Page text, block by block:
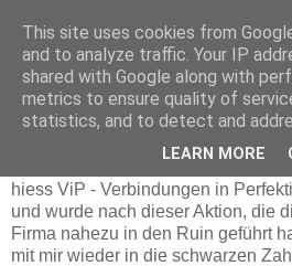
Thomas Dorn
hiess ViP - Verbindungen in
und wurde nach dieser Aktion, die
Firma nahezu in den Ruin geführt
mit mir wieder in die schwarzen
This site uses cookies from
and to analyze traffic. Your IP
shared with Google along with
metrics to ensure quality of
statistics, and to detect and
LEARN MORE